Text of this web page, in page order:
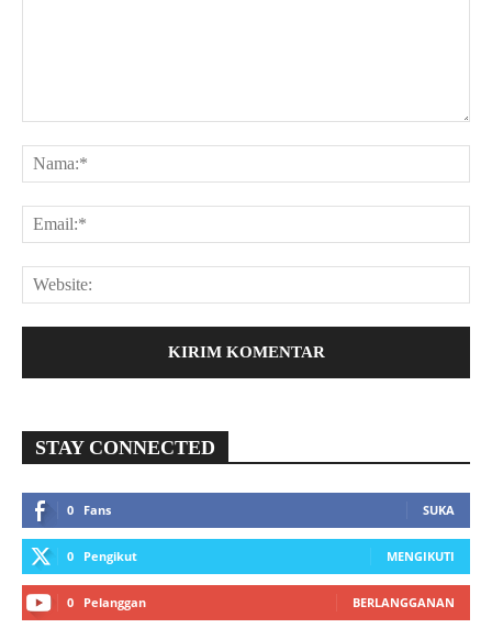
STAY CONNECTED
0 Fans SUKA
0 Pengikut MENGIKUTI
0 Pelanggan BERLANGGANAN